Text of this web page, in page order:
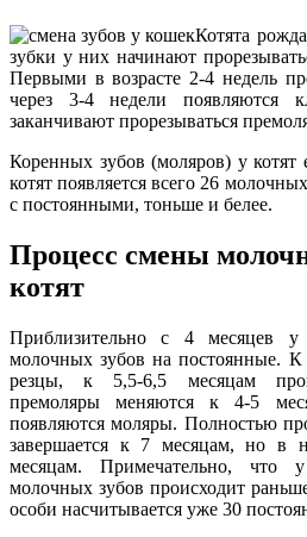
Котята
зубки у них начинают
Первыми в возрасте 2-4 недель
через 3-4 недели появляются
заканчивают прорезываться
Коренных зубов (моляров) у
котят появляется всего 26
с постоянными, тоньше и белее.
Процесс смены
котят
Приблизительно с 4 месяцев у
молочных зубов на постоянные.
резцы, к 5,5-6,5 месяцам
премоляры меняются к 4-5
появляются моляры. Полностью
завершается к 7 месяцам, но в
месяцам. Примечательно, что
молочных зубов происходит
особи насчитывается уже 30